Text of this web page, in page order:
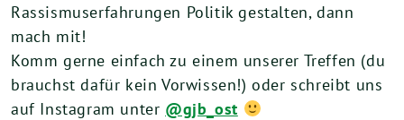
Rassismuserfahrungen Politik gestalten, dann
mach mit!
Komm gerne einfach zu einem unserer Treffen (du
brauchst dafür kein Vorwissen!) oder schreibt uns
auf Instagram unter @gjb_ost